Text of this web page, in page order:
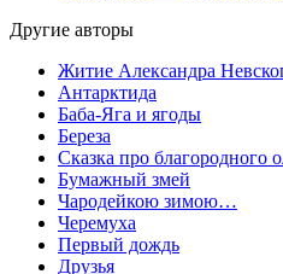
Другие авторы
Житие Александра
Антарктида
Баба-Яга и ягоды
Береза
Сказка про благородного
Бумажный змей
Чародейкою зимою…
Черемуха
Первый дождь
Друзья